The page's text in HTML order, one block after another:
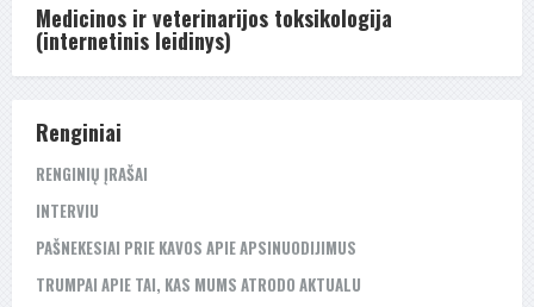
Medicinos ir veterinarijos toksikologija
(internetinis leidinys)
Renginiai
RENGINIŲ ĮRAŠAI
INTERVIU
PAŠNEKESIAI PRIE KAVOS APIE APSINUODIJIMUS
TRUMPAI APIE TAI, KAS MUMS ATRODO AKTUALU